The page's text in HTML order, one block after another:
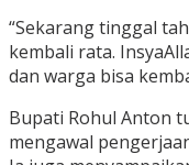
“Sekarang tinggal
kembali rata.
dan warga bisa
Bupati Rohul Anton
mengawal